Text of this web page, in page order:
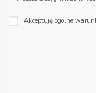
Akceptuję ogólne